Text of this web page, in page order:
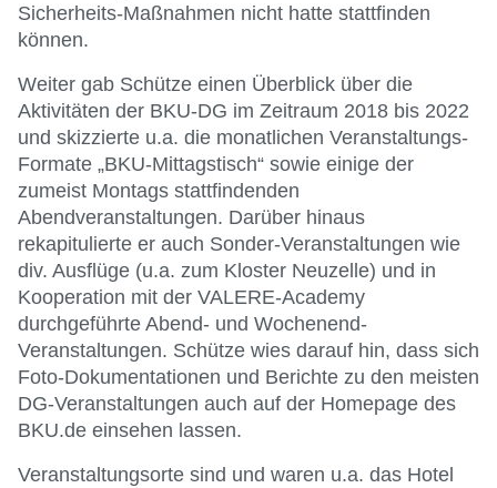
Sicherheits-Maßnahmen nicht hatte stattfinden
können.
Weiter gab Schütze einen Überblick über die
Aktivitäten der BKU-DG im Zeitraum 2018 bis 2022
und skizzierte u.a. die monatlichen Veranstaltungs-
Formate „BKU-Mittagstisch“ sowie einige der
zumeist Montags stattfindenden
Abendveranstaltungen. Darüber hinaus
rekapitulierte er auch Sonder-Veranstaltungen wie
div. Ausflüge (u.a. zum Kloster Neuzelle) und in
Kooperation mit der VALERE-Academy
durchgeführte Abend- und Wochenend-
Veranstaltungen. Schütze wies darauf hin, dass sich
Foto-Dokumentationen und Berichte zu den meisten
DG-Veranstaltungen auch auf der Homepage des
BKU.de einsehen lassen.
Veranstaltungsorte sind und waren u.a. das Hotel